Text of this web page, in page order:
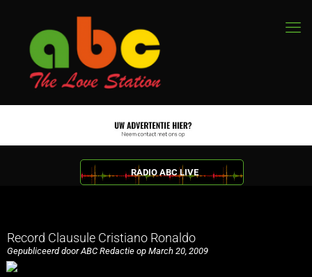
RADIO ABC LIVE
Record Clausule Cristiano Ronaldo
Gepubliceerd door ABC Redactie op March 20, 2009